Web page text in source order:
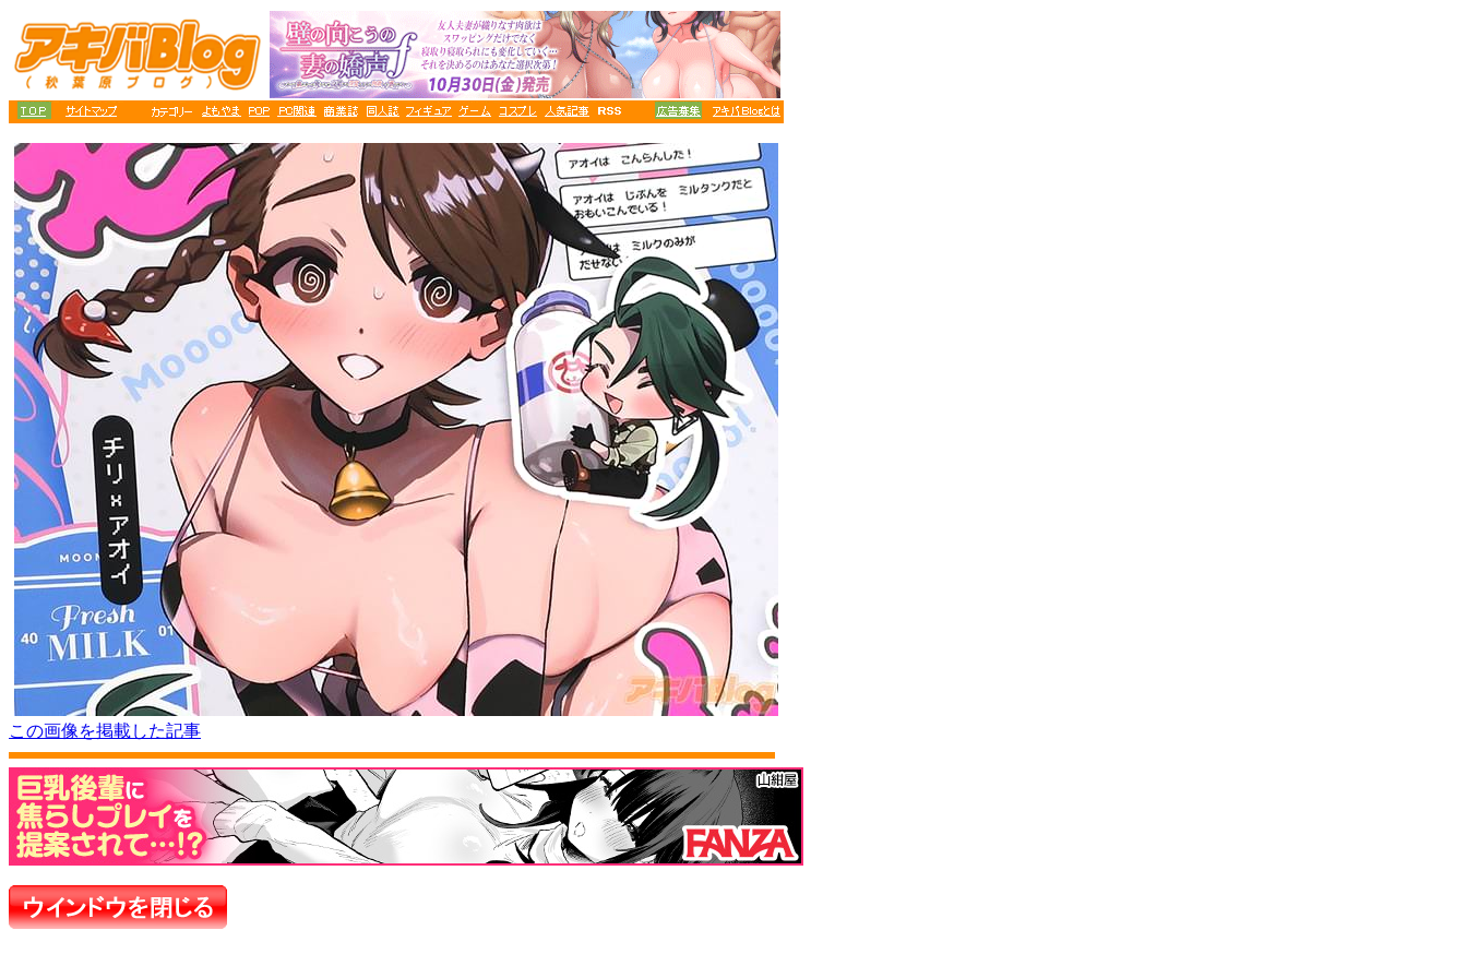
この画像を掲載した記事